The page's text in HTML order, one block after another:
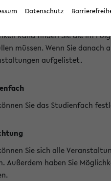
das eKVV nach
Sie interessant sind.
Rand finden Sie die im
müssen. Wenn Sie danach
aufgelistet.
Sie das Studienfach
Sie sich alle
Außerdem haben Sie
Datenschutz